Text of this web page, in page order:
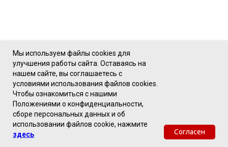
Мы используем файлы cookies для
улучшения работы сайта. Оставаясь на
нашем сайте, вы соглашаетесь с
условиями использования файлов cookies.
Чтобы ознакомиться с нашими
Положениями о конфиденциальности,
сборе персональных данных и об
использовании файлов cookie, нажмите
здесь
Согласен